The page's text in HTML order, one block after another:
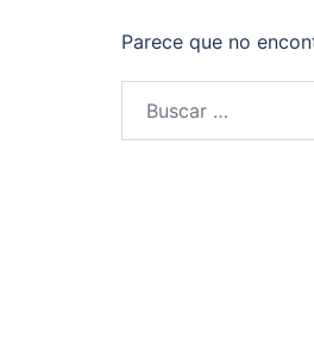
Parece que no